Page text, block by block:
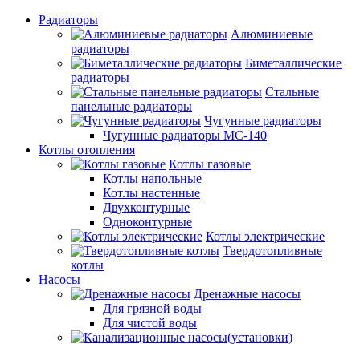
Радиаторы
Алюминиевые
радиаторы
Биметаллические
радиаторы
Стальные
панельные радиаторы
Чугунные радиаторы
Чугунные радиаторы МС-140
Котлы отопления
Котлы газовые
Котлы напольные
Котлы настенные
Двухконтурные
Одноконтурные
Котлы электрические
Твердотопливные
котлы
Насосы
Дренажные насосы
Для грязной воды
Для чистой воды